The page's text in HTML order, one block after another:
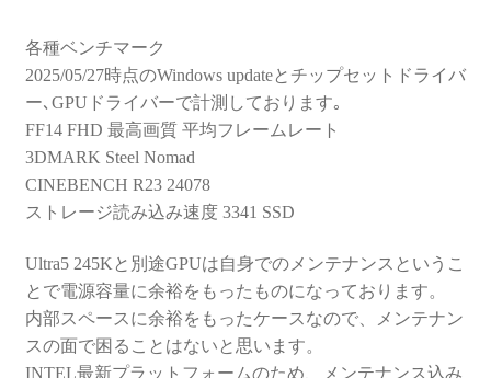
各種ベンチマーク
2025/05/27時点のWindows updateとチップセットドライバ
ー､GPUドライバーで計測しております｡
FF14 FHD 最高画質 平均フレームレート
3DMARK Steel Nomad
CINEBENCH R23 24078
ストレージ読み込み速度 3341 SSD
Ultra5 245Kと別途GPUは自身でのメンテナンスというこ
とで電源容量に余裕をもったものになっております。
内部スペースに余裕をもったケースなので、メンテナン
スの面で困ることはないと思います。
INTEL最新プラットフォームのため、メンテナンス込み